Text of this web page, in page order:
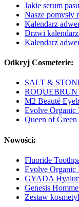
Jakie serum
Nasze pomysły
Kalendarz
Drzwi
Kalendarz
Odkryj Cosmeterie:
SALT &
ROQUEBRUN
M2 Beauté
Evolve Organic
Queen of
Nowości:
Fluoride
Evolve Organic
GYADA
Genesis
Zestaw